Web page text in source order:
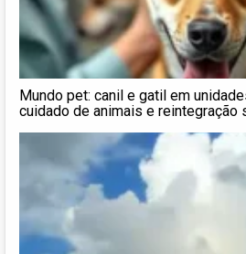
Mundo pet: canil e gatil em
cuidado de animais e reintegração